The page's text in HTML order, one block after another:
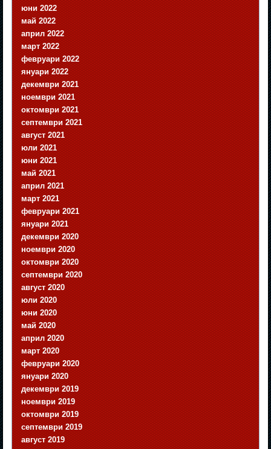
юни 2022
май 2022
април 2022
март 2022
февруари 2022
януари 2022
декември 2021
ноември 2021
октомври 2021
септември 2021
август 2021
юли 2021
юни 2021
май 2021
април 2021
март 2021
февруари 2021
януари 2021
декември 2020
ноември 2020
октомври 2020
септември 2020
август 2020
юли 2020
юни 2020
май 2020
април 2020
март 2020
февруари 2020
януари 2020
декември 2019
ноември 2019
октомври 2019
септември 2019
август 2019